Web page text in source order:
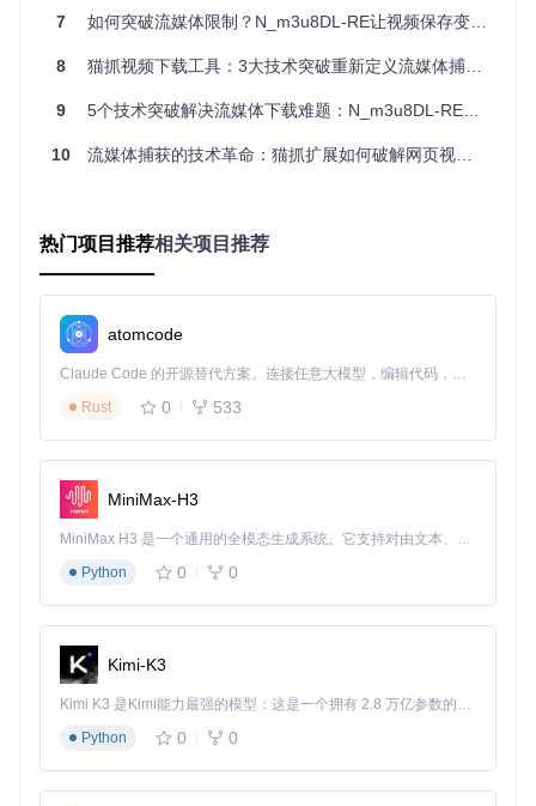
inputstream.adaptive组件（路径：widevine_decrypter/lib/i
使用场景：处理MPEG-DASH协议的动态码率流
技术特点：支持多质量级别切换，适应网络带宽变化
使用场景：解密后视频的封装与格式转换
技术特点：完整支持ISO基础媒体文件格式规范
应用场景：解密技术的垂直领域应用
教育资源数字化保存
在线教育平台的课程内容通常采用DRM保护，限制了离线学习
制作个性化学习资料，整合不同平台内容
保存绝版课程资源，防止因平台下线导致的知识流失
合规提示
：教育用途的内容解密应确保符合平台使用条
款，仅用于个人学习且不进行二次分发。
媒体研究与分析
对于媒体技术研究者和内容创作者，解密技术提供了深入分析
视频内容的可能：
研究流媒体编码技术与质量优化方案
分析不同平台的DRM实现差异
提取视频片段用于学术研究和教学演示
档案数字化与文化保存
7 如何突破流媒体限制？N_m3u8DL-RE让视频保存变得简单高效
8 猫抓视频下载工具：3大技术突破重新定义流媒体捕获体验
9 5个技术突破解决流媒体下载难题：N_m3u8DL-RE全方位技术解析
10 流媒体捕获的技术革命：猫抓扩展如何破解网页视频下载难题
热门项目推荐相关项目推荐
atomcode
Claude Code 的开源替代方案。连接任意大模型，编辑代码，运行命令，自动验证 — 全自动执行。用 Rust 构建，极致性能。 ｜ An open-source alternative to Claude Code. Connect any LLM, edit code, run commands, and verify changes — autonomously. Built in Rust for speed. Get Started
Rust
0 533
MiniMax-H3
MiniMax H3 是一个通用的全模态生成系统。它支持对由文本、图像、视频和音频组成的多模态上下文进行统一理解，并能生成分辨率高达 2K、时长可达 15 秒的带原生立体声音频的视频。得益于面向任务泛化的系统设计，H3 在预训练阶段就已具备广泛的多模态上下文理解与生成能力，能够出色地执行复杂的多模态指令。
Python
0 0
Kimi-K3
Kimi K3 是Kimi能力最强的模型：这是一个拥有 2.8 万亿参数的混合专家（MoE）模型，具备原生视觉理解能力，并支持 100 万 token 的上下文窗口。
Python
0 0